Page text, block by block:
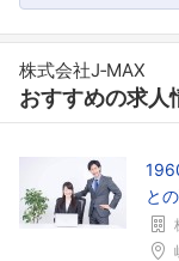
こちら
株式会社J‐MAX
おすすめの求人
と